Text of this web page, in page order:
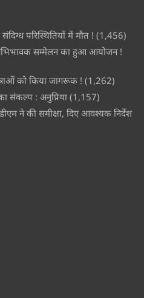
परिस्थितियों में मौत ! (1,456)
सम्मेलन का हुआ आयोजन !
को किया जागरूक ! (1,262)
संकल्प : अनुप्रिया (1,157)
ने की समीक्षा, दिए आवश्यक निर्देश